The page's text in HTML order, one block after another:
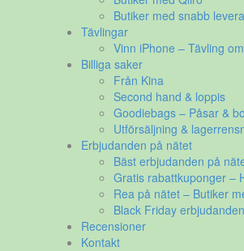
Butiker med snabb
Tävlingar
Vinn iPhone – Tävling
Billiga saker
Från Kina
Second hand & loppis
Goodiebags – Påsar &
Utförsäljning &
Erbjudanden på nätet
Bäst erbjudanden på
Gratis rabattkuponger –
Rea på nätet – Butiker
Black Friday erbjudanden
Recensioner
Kontakt